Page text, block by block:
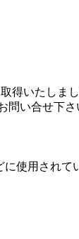
得いたしまし
問い合せ下さ
使用されて